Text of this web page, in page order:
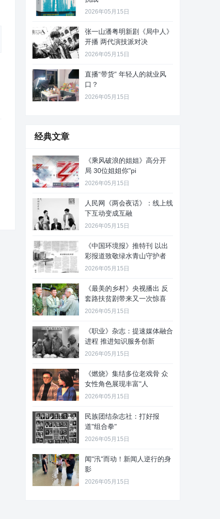
2026年05月15日
张一山潘粤明新剧《局中人》
开播 两代演技派对决
2026年05月15日
直播“带货” 年轻人的就业风
口？
2026年05月15日
经典文章
《乘风破浪的姐姐》高分开
局 30位姐姐你"pi
2026年05月15日
人民网《两会夜话》：线上线
下互动变成互融
2026年05月15日
《中国环境报》推特刊 以出
彩报道致敬绿水青山守护者
2026年05月15日
《最美的乡村》央视播出 反
套路扶贫剧带来又一次惊喜
2026年05月15日
《职业》杂志：提速媒体融合
进程 推进知识服务创新
2026年05月15日
《燃烧》集结多位老戏骨 众
女性角色展现丰富"人
2026年05月15日
民族团结杂志社：打好报
道"组合拳"
2026年05月15日
闻"汛"而动！新闻人逆行的身
影
2026年05月15日